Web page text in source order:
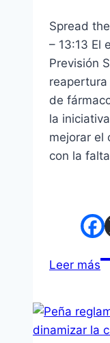
Spread
– 13:13 El
Previsión
de
la
mejorar el
con la
Leer más